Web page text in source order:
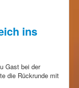
ins
Gast bei der
die Rückrunde mit